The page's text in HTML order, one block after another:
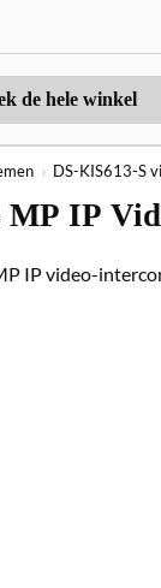
DS-KIS613-S
IP